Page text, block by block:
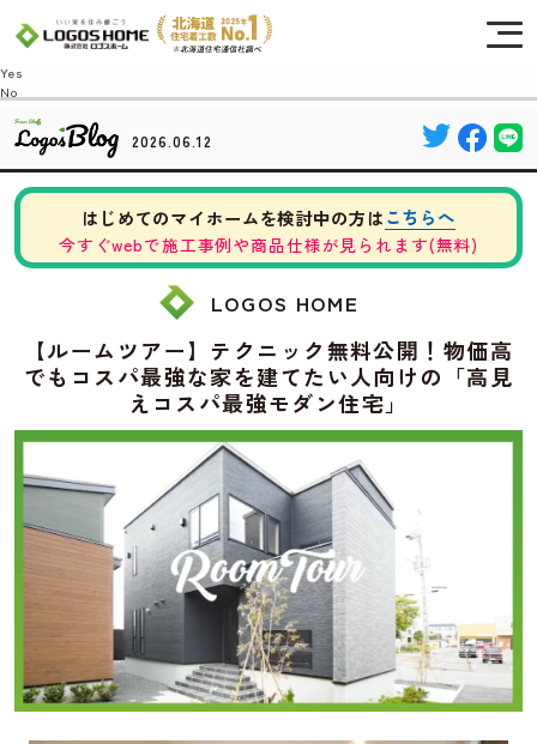
2026.06.12
はじめてのマイホームを検討中の方はこちらへ
今すぐwebで施工事例や商品仕様が見られます(無料)
LOGOS HOME
【ルームツアー】テクニック無料公開！物価高
でもコスパ最強な家を建てたい人向けの「高見
えコスパ最強モダン住宅」
Cookie を使用して、お客様の活動を追跡してもよろしいですか? 当社ではお客様の
プライバシーを極めて重視しています。詳細について、およびご質問がある場合
は、当社のプライバシーポリシーをご覧ください。
Yes
No